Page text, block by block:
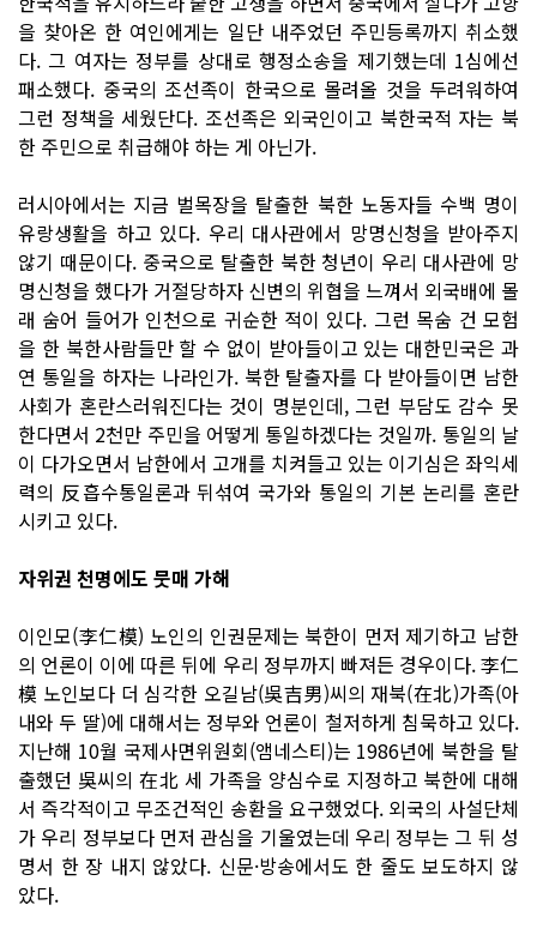
을 찾아온 한 여인에게는 일단 내주었던 주민등록까지 취소했
다. 그 여자는 정부를 상대로 행정소송을 제기했는데 1심에선
패소했다. 중국의 조선족이 한국으로 몰려올 것을 두려워하여
그런 정책을 세웠단다. 조선족은 외국인이고 북한국적 자는 북
한 주민으로 취급해야 하는 게 아닌가.
러시아에서는 지금 벌목장을 탈출한 북한 노동자들 수백 명이
유랑생활을 하고 있다. 우리 대사관에서 망명신청을 받아주지
않기 때문이다. 중국으로 탈출한 북한 청년이 우리 대사관에 망
명신청을 했다가 거절당하자 신변의 위협을 느껴서 외국배에 몰
래 숨어 들어가 인천으로 귀순한 적이 있다. 그런 목숨 건 모험
을 한 북한사람들만 할 수 없이 받아들이고 있는 대한민국은 과
연 통일을 하자는 나라인가. 북한 탈출자를 다 받아들이면 남한
사회가 혼란스러워진다는 것이 명분인데, 그런 부담도 감수 못
한다면서 2천만 주민을 어떻게 통일하겠다는 것일까. 통일의 날
이 다가오면서 남한에서 고개를 치켜들고 있는 이기심은 좌익세
력의 反흡수통일론과 뒤섞여 국가와 통일의 기본 논리를 혼란
시키고 있다.
자위권 천명에도 뭇매 가해
이인모(李仁模) 노인의 인권문제는 북한이 먼저 제기하고 남한
의 언론이 이에 따른 뒤에 우리 정부까지 빠져든 경우이다. 李仁
模 노인보다 더 심각한 오길남(吳吉男)씨의 재북(在北)가족(아
내와 두 딸)에 대해서는 정부와 언론이 철저하게 침묵하고 있다.
지난해 10월 국제사면위원회(앰네스티)는 1986년에 북한을 탈
출했던 吳씨의 在北 세 가족을 양심수로 지정하고 북한에 대해
서 즉각적이고 무조건적인 송환을 요구했었다. 외국의 사설단체
가 우리 정부보다 먼저 관심을 기울였는데 우리 정부는 그 뒤 성
명서 한 장 내지 않았다. 신문·방송에서도 한 줄도 보도하지 않
았다.